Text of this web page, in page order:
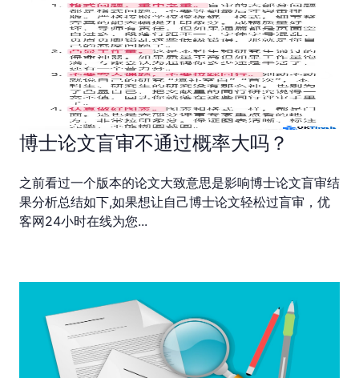
博士论文盲审不通过概率大吗？
之前看过一个版本的论文大致意思是影响博士论文盲审结
果分析总结如下,如果想让自己博士论文轻松过盲审，优
客网24小时在线为您...